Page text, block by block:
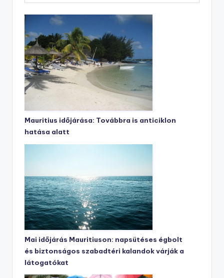
Mauritius időjárása: Továbbra is anticiklon
hatása alatt
Mai időjárás Mauritiuson: napsütéses égbolt
és biztonságos szabadtéri kalandok várják a
látogatókat